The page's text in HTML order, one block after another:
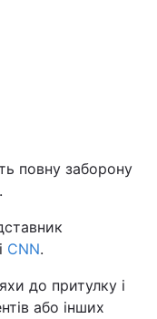
повну заборону
CNN.
до притулку і
або інших